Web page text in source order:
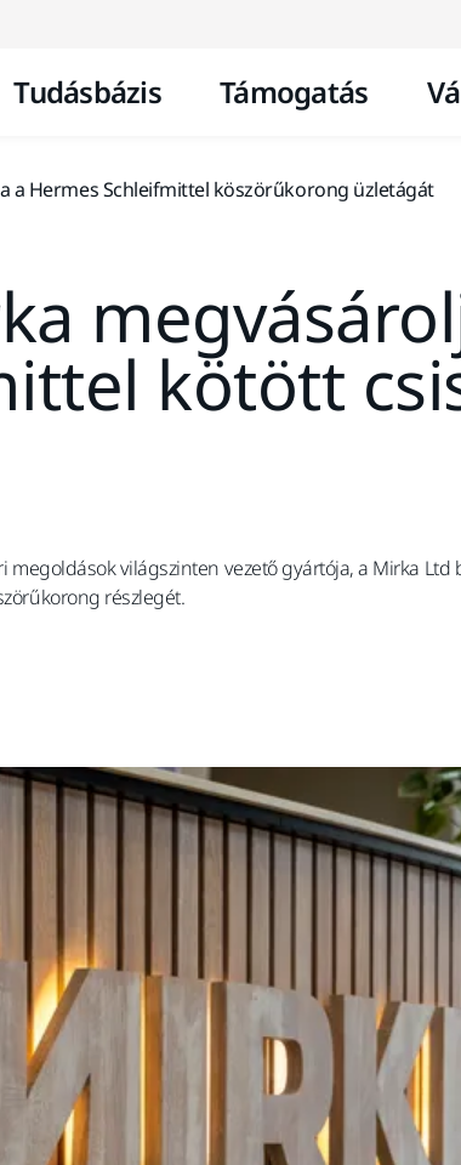
Tudásbázis Támogatás
a Hermes Schleifmittel köszörűkorong üzletágát
kötött
megoldások világszinten vezető gyártója, a Mirka
részlegét.